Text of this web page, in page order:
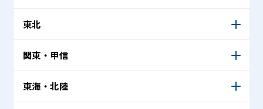
東北
関東・甲信
東海・北陸